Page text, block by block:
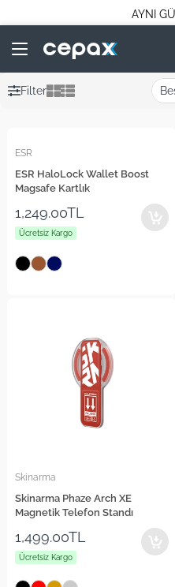
AYNI
Filter
ESR
ESR HaloLock Wallet Boost
Magsafe Kartlık
1,249.00TL
Ücretsiz Kargo
Skinarma
Skinarma Phaze Arch XE
Magnetik Telefon Standı
1,499.00TL
Ücretsiz Kargo